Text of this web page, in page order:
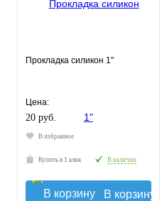
Прокладка силикон 1"
Цена:
20 руб.
В избранное
Купить в 1 клик В наличии
В корзину